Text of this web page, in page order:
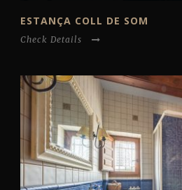
ESTANÇA COLL DE SOM
Check Details